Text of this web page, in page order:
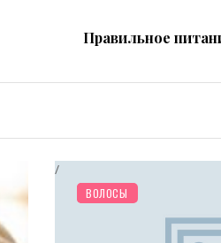
Правильное